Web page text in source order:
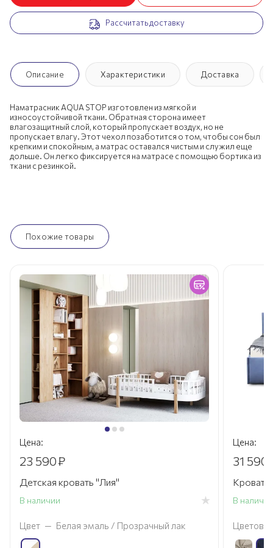
Рассчитать доставку
Описание Характеристики Доставка
Наматрасник AQUA STOP изготовлен из мягкой и
износоустойчивой ткани. Обратная сторона имеет
влагозащитный слой, который пропускает воздух, но не
пропускает влагу. Этот чехол позаботится о том, чтобы сон был
крепким и спокойным, а матрас оставался чистым и служил еще
дольше. Он легко фиксируется на матрасе с помощью бортика из
ткани с резинкой.
Похожие товары
Цена:
23 590₽
Детская кровать "Лия"
В наличии
Цвет — Белая эмаль / Прозрачный лак
Цена:
31 590
В наличии